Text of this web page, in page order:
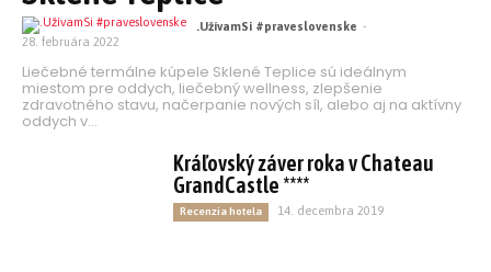
.UžívamSi #praveslovenske -
28. februára 2022
Liečebné termálne kúpele Sklené Teplice sú ideálnym
miestom pre oddych, liečebný wellness, zlepšenie
zdravotného stavu, načerpanie nových síl, alebo aj na aktívny
oddych v...
Kráľovský záver roka v Chateau
GrandCastle ****
Recenzia hotela 14. decembra 2019